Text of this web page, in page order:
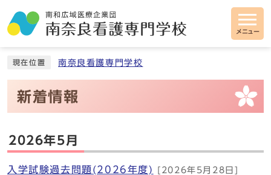
メニュー
現在位置 南奈良看護専門学校
新着情報
2026年5月
入学試験過去問題(2026年度) [2026年5月28日]